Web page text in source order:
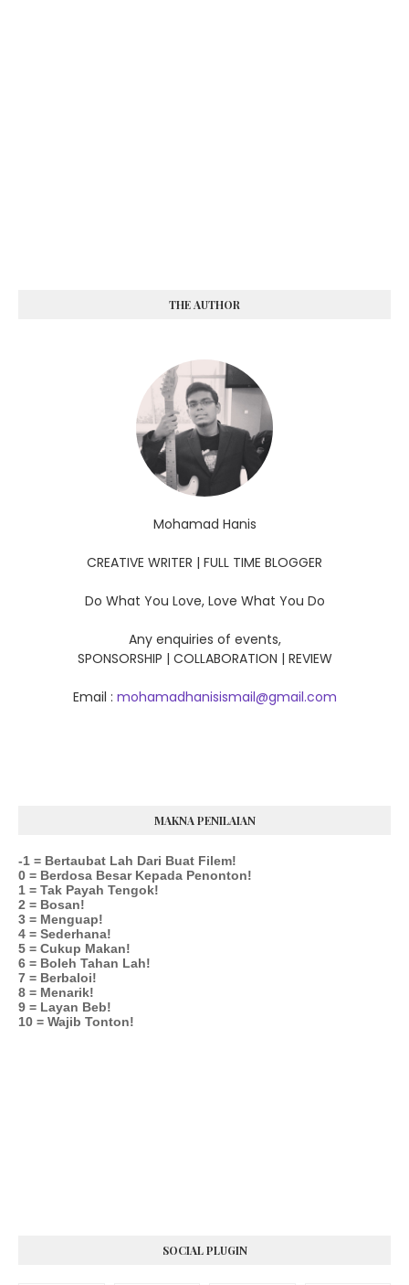
THE AUTHOR
Mohamad Hanis
CREATIVE WRITER | FULL TIME BLOGGER
Do What You Love, Love What You Do
Any enquiries of events,
SPONSORSHIP | COLLABORATION | REVIEW
Email : mohamadhanisismail@gmail.com
MAKNA PENILAIAN
-1 = Bertaubat Lah Dari Buat Filem!
0 = Berdosa Besar Kepada Penonton!
1 = Tak Payah Tengok!
2 = Bosan!
3 = Menguap!
4 = Sederhana!
5 = Cukup Makan!
6 = Boleh Tahan Lah!
7 = Berbaloi!
8 = Menarik!
9 = Layan Beb!
10 = Wajib Tonton!
SOCIAL PLUGIN